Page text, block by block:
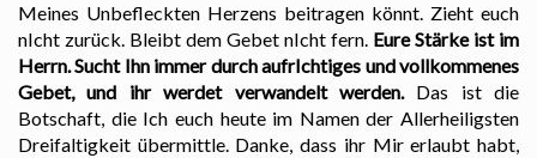
Meines Unbefleckten Herzens beitragen könnt. Zieht euch
nIcht zurück. Bleibt dem Gebet nIcht fern. Eure Stärke ist im
Herrn. Sucht Ihn immer durch aufrIchtiges und vollkommenes
Gebet, und ihr werdet verwandelt werden. Das ist die
Botschaft, die Ich euch heute im Namen der Allerheiligsten
Dreifaltigkeit übermittle. Danke, dass ihr Mir erlaubt habt,